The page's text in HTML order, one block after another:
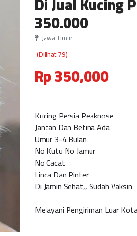
350.000
Jawa Timur
(Dilihat 79)
Rp 350,000
Kucing Persia
Jantan Dan
Umur 3-4
No Kutu No
No Cacat
Linca Dan
Di Jamin Sehat,,
Melayani Pengiriman Luar